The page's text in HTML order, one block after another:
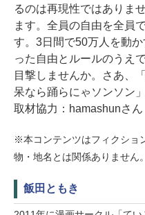
るのは再現性ではありま
ます。全員の自由を全員
す。3日間で50万人を動
った自由とルールのうえ
目撃しませんか。さあ、
呆なら踊らにゃソンソン
取材協力：hamashunさん
※本コンテンツはフィクショ
物・地名とは関係ありません。
飯田ともき